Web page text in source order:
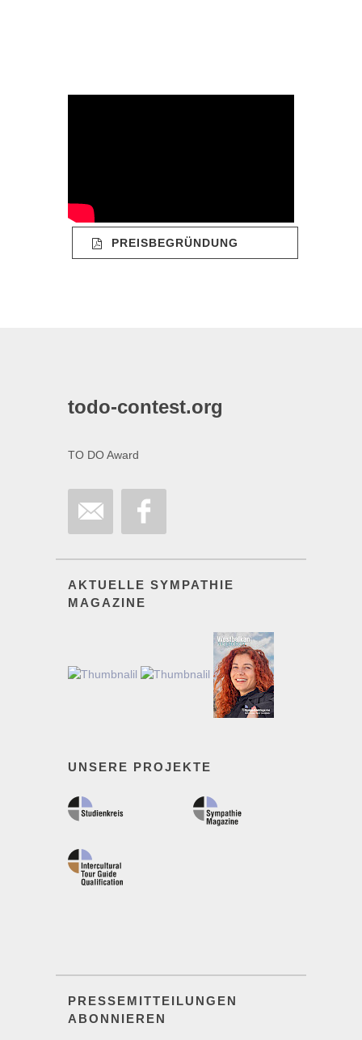
PREISBEGRÜNDUNG
todo-contest.org
TO DO Award
AKTUELLE SYMPATHIE
MAGAZINE
UNSERE PROJEKTE
PRESSEMITTEILUNGEN
ABONNIEREN